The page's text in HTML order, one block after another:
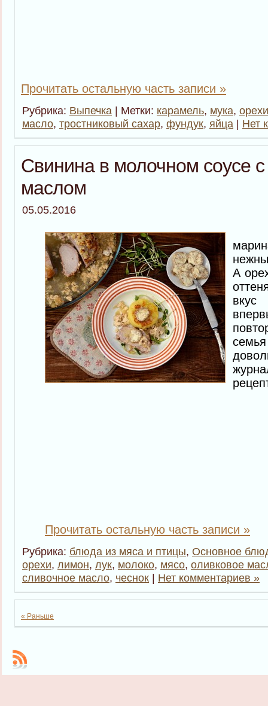
Прочитать остальную часть записи »
Рубрика: Выпечка | Метки: карамель, мука, орехи
масло, тростниковый сахар, фундук, яйца | Нет
Свинина в молочном соусе
маслом
05.05.2016
А
вкус
Прочитать остальную часть записи »
Рубрика: блюда из мяса и птицы, Основное
орехи, лимон, лук, молоко, мясо, оливковое
сливочное масло, чеснок | Нет комментариев »
« Раньше